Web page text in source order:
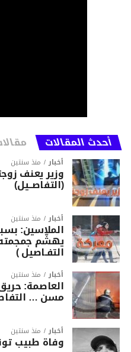
أحدث المقالات
أخبار منذ سنتين
وزير يعنف
(التفاصــيل)
أخبار منذ سنتين
الملاسين:
يهشّم
التفـاصيل )
أخبار منذ سنتين
العاصمة:
مسن …
أخبار منذ سنتين
وفاة طبيب